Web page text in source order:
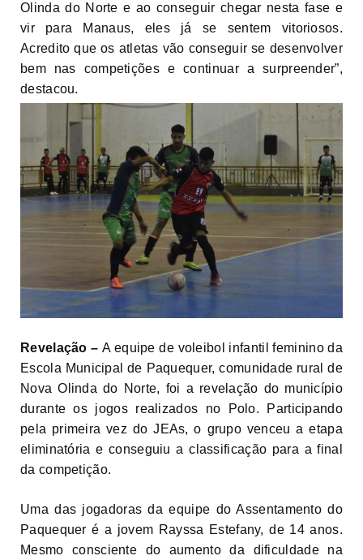
Olinda do Norte e ao conseguir chegar nesta fase e
vir para Manaus, eles já se sentem vitoriosos.
Acredito que os atletas vão conseguir se desenvolver
bem nas competições e continuar a surpreender”,
destacou.
Revelação – A equipe de voleibol infantil feminino da
Escola Municipal de Paquequer, comunidade rural de
Nova Olinda do Norte, foi a revelação do município
durante os jogos realizados no Polo. Participando
pela primeira vez do JEAs, o grupo venceu a etapa
eliminatória e conseguiu a classificação para a final
da competição.
Uma das jogadoras da equipe do Assentamento do
Paquequer é a jovem Rayssa Estefany, de 14 anos.
Mesmo consciente do aumento da dificuldade na